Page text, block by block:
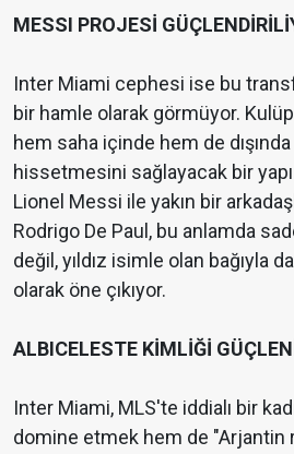
MESSI PROJESİ
Inter Miami cephesi ise bu
bir hamle olarak görmüyor.
hem saha içinde hem de
hissetmesini sağlayacak bir
Lionel Messi ile yakın bir
Rodrigo De Paul, bu anlamda
değil, yıldız isimle olan bağıyla
olarak öne çıkıyor.
ALBICELESTE KİMLİĞİ
Inter Miami, MLS'te iddialı bir
domine etmek hem de "Arjantin